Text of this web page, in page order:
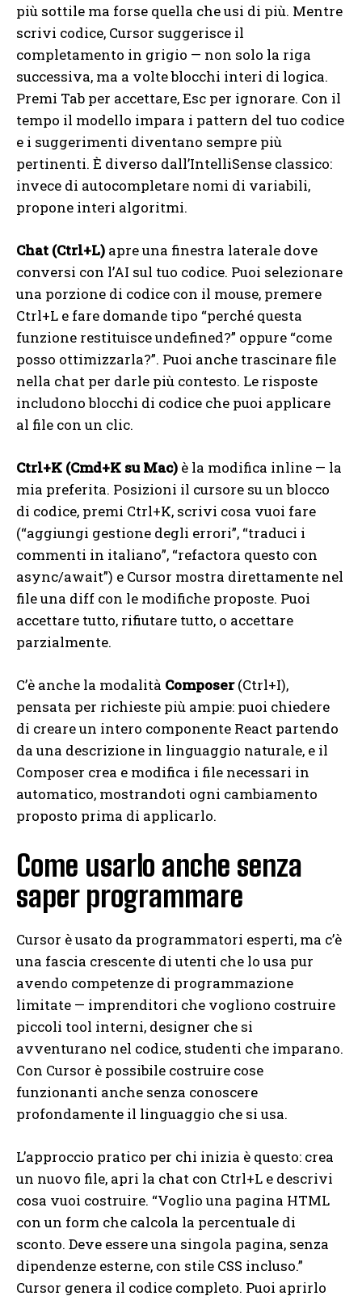
più sottile ma forse quella che usi di più. Mentre
scrivi codice, Cursor suggerisce il
completamento in grigio — non solo la riga
successiva, ma a volte blocchi interi di logica.
Premi Tab per accettare, Esc per ignorare. Con il
tempo il modello impara i pattern del tuo codice
e i suggerimenti diventano sempre più
pertinenti. È diverso dall’IntelliSense classico:
invece di autocompletare nomi di variabili,
propone interi algoritmi.
Chat (Ctrl+L) apre una finestra laterale dove
conversi con l’AI sul tuo codice. Puoi selezionare
una porzione di codice con il mouse, premere
Ctrl+L e fare domande tipo “perché questa
funzione restituisce undefined?” oppure “come
posso ottimizzarla?”. Puoi anche trascinare file
nella chat per darle più contesto. Le risposte
includono blocchi di codice che puoi applicare
al file con un clic.
Ctrl+K (Cmd+K su Mac) è la modifica inline — la
mia preferita. Posizioni il cursore su un blocco
di codice, premi Ctrl+K, scrivi cosa vuoi fare
(“aggiungi gestione degli errori”, “traduci i
commenti in italiano”, “refactora questo con
async/await”) e Cursor mostra direttamente nel
file una diff con le modifiche proposte. Puoi
accettare tutto, rifiutare tutto, o accettare
parzialmente.
C’è anche la modalità Composer(Ctrl+I),
pensata per richieste più ampie: puoi chiedere
di creare un intero componente React partendo
da una descrizione in linguaggio naturale, e il
Composer crea e modifica i file necessari in
automatico, mostrandoti ogni cambiamento
proposto prima di applicarlo.
Come usarlo anche senza
saper programmare
Cursor è usato da programmatori esperti, ma c’è
una fascia crescente di utenti che lo usa pur
avendo competenze di programmazione
limitate — imprenditori che vogliono costruire
piccoli tool interni, designer che si
avventurano nel codice, studenti che imparano.
Con Cursor è possibile costruire cose
funzionanti anche senza conoscere
profondamente il linguaggio che si usa.
L’approccio pratico per chi inizia è questo: crea
un nuovo file, apri la chat con Ctrl+L e descrivi
cosa vuoi costruire. “Voglio una pagina HTML
con un form che calcola la percentuale di
sconto. Deve essere una singola pagina, senza
dipendenze esterne, con stile CSS incluso.”
Cursor genera il codice completo. Puoi aprirlo